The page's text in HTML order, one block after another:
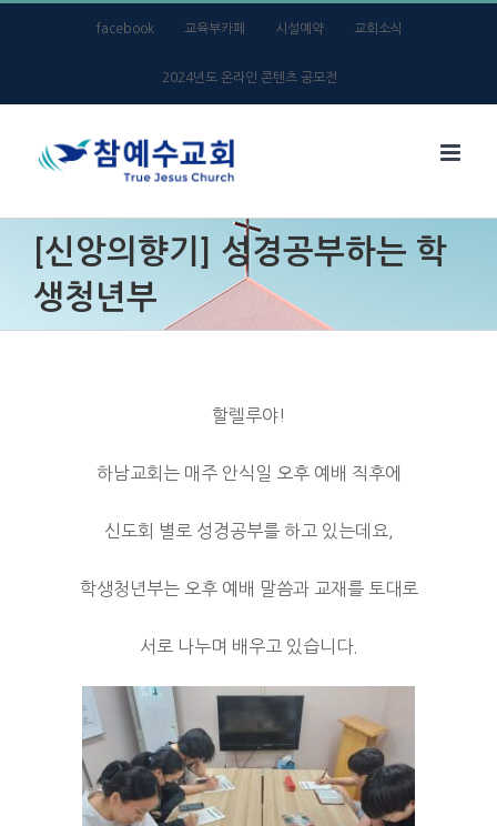
facebook 교육부카페 시설예약 교회소식
2024년도 온라인 콘텐츠 공모전
[신앙의향기] 성경공부하는 학
생청년부
할렐루야!
하남교회는 매주 안식일 오후 예배 직후에
신도회 별로 성경공부를 하고 있는데요,
학생청년부는 오후 예배 말씀과 교재를 토대로
서로 나누며 배우고 있습니다.